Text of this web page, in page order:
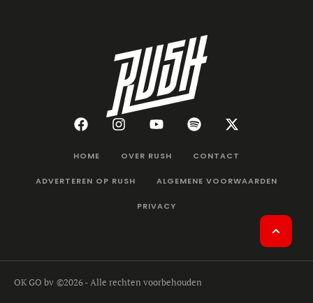
HOME OVER RUSH CONTACT
ADVERTEREN OP RUSH ALGEMENE VOORWAARDEN
PRIVACY
OK GO bv ©2026 - Alle rechten voorbehouden